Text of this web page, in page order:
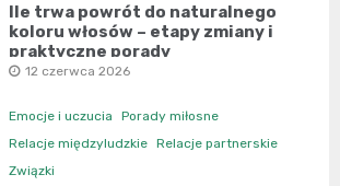
Ile trwa powrót do naturalnego
koloru włosów – etapy zmiany i
praktyczne porady
12 czerwca 2026
Emocje i uczucia
Porady miłosne
Relacje międzyludzkie Relacje partnerskie
Związki